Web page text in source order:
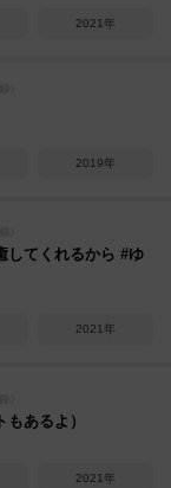
2021年
2019年
してくれるから #ゆ
2021年
あるよ）
2021年